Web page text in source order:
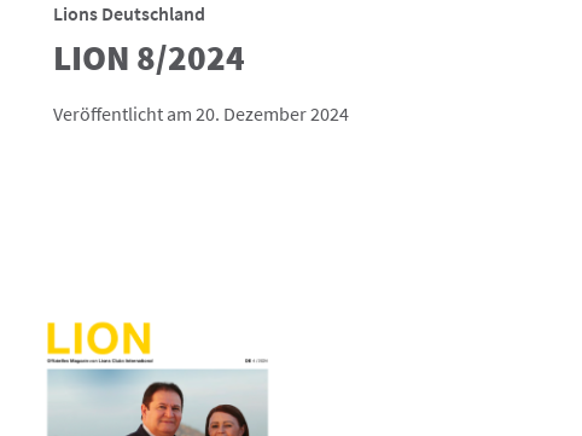
Lions Deutschland
LION 8/2024
Veröffentlicht am 20. Dezember 2024